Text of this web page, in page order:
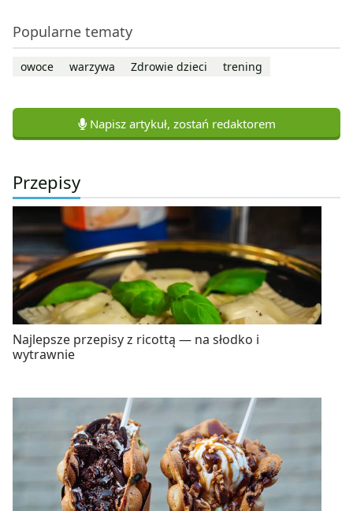
Popularne tematy
owoce warzywa Zdrowie dzieci trening
Napisz artykuł, zostań redaktorem
Przepisy
Najlepsze przepisy z ricottą — na słodko i
wytrawnie